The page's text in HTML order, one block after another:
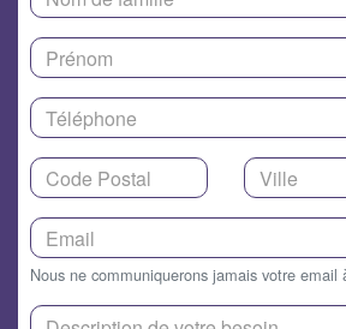
Nous ne communiquerons jamais votre email